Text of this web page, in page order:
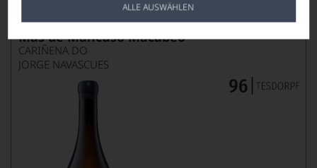
ALLE AUSWÄHLEN
2020
Mas de Mancuso Macabeo
CARIÑENA DO
JORGE NAVASCUES